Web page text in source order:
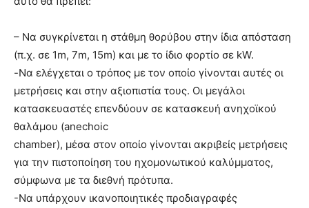
– Να συγκρίνεται η στάθμη θορύβου στην ίδια απόσταση
(π.χ. σε 1m, 7m, 15m) και με το ίδιο φορτίο σε kW.
-Να ελέγχεται ο τρόπος με τον οποίο γίνονται αυτές οι
μετρήσεις και στην αξιοπιστία τους. Οι μεγάλοι
κατασκευαστές επενδύουν σε κατασκευή ανηχοϊκού
θαλάμου (anechoic
chamber), μέσα στον οποίο γίνονται ακριβείς μετρήσεις
για την πιστοποίηση του ηχομονωτικού καλύμματος,
σύμφωνα με τα διεθνή πρότυπα.
-Να υπάρχουν ικανοποιητικές προδιαγραφές